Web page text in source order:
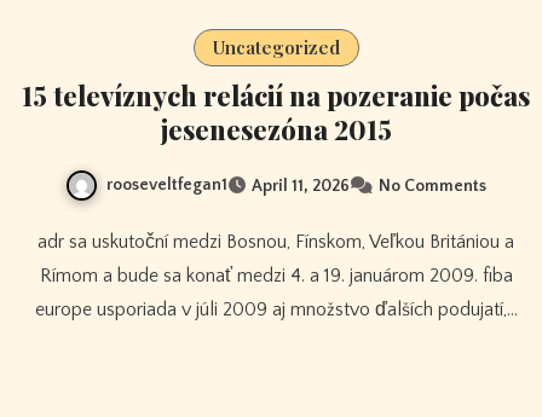
Uncategorized
15 televíznych relácií na pozeranie počas
jesenesezóna 2015
rooseveltfegan1 April 11, 2026 No Comments
adr sa uskutoční medzi Bosnou, Fínskom, Veľkou Britániou a
Rímom a bude sa konať medzi 4. a 19. januárom 2009. fiba
europe usporiada v júli 2009 aj množstvo ďalších podujatí,…